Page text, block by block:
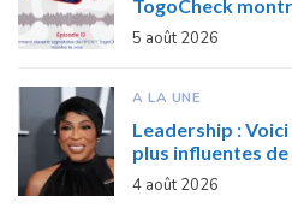
TogoCheck
5 août 2026
A LA UNE
Leadership :
plus influentes de
4 août 2026